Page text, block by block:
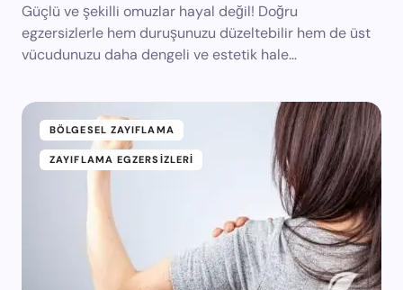
Güçlü ve şekilli omuzlar hayal değil! Doğru
egzersizlerle hem duruşunuzu düzeltebilir hem de üst
vücudunuzu daha dengeli ve estetik hale…
BÖLGESEL ZAYIFLAMA
ZAYIFLAMA EGZERSIZLERI